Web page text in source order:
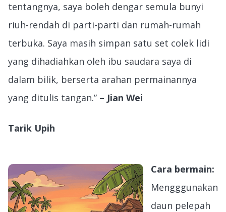
tentangnya, saya boleh dengar semula bunyi
riuh-rendah di parti-parti dan rumah-rumah
terbuka. Saya masih simpan satu set colek lidi
yang dihadiahkan oleh ibu saudara saya di
dalam bilik, berserta arahan permainannya
yang ditulis tangan.” – Jian Wei
Tarik Upih
Cara bermain:
Mengggunakan
daun pelepah